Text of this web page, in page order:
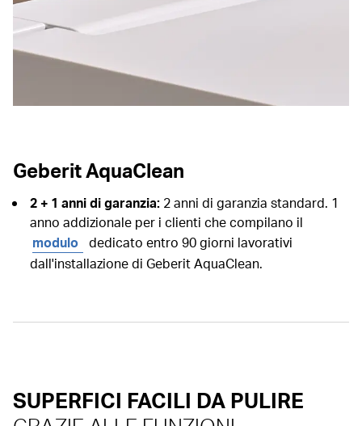
Geberit AquaClean
2 + 1 anni di garanzia: 2 anni di garanzia standard. 1
anno addizionale per i clienti che compilano il
modulo
dedicato entro 90 giorni lavorativi
dall'installazione di Geberit AquaClean.
SUPERFICI FACILI DA PULIRE